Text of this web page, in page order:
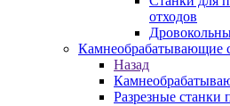
отходов
Камнеобрабатывающие
Назад
Разрезные станки